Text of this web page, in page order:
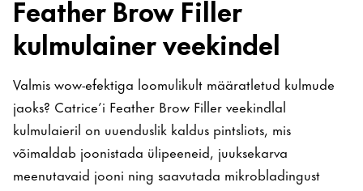
Feather Brow Filler
kulmulainer veekindel
Valmis wow-efektiga loomulikult määratletud kulmude
jaoks? Catrice’i Feather Brow Filler veekindlal
kulmulaieril on uuenduslik kaldus pintsliots, mis
võimaldab joonistada ülipeeneid, juuksekarva
meenutavaid jooni ning saavutada mikrobladingust